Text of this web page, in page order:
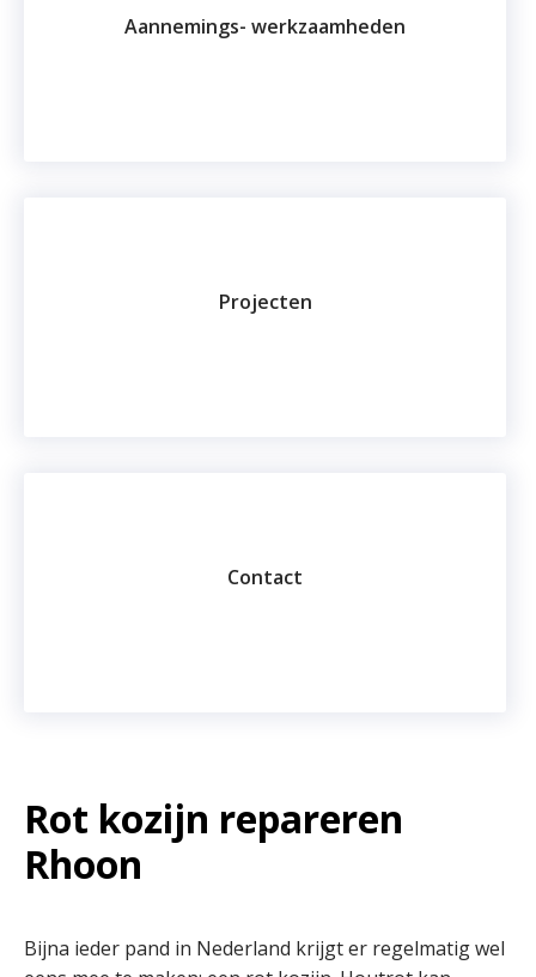
Aannemings- werkzaamheden
Projecten
Contact
Rot kozijn repareren
Rhoon
Bijna ieder pand in Nederland krijgt er regelmatig wel